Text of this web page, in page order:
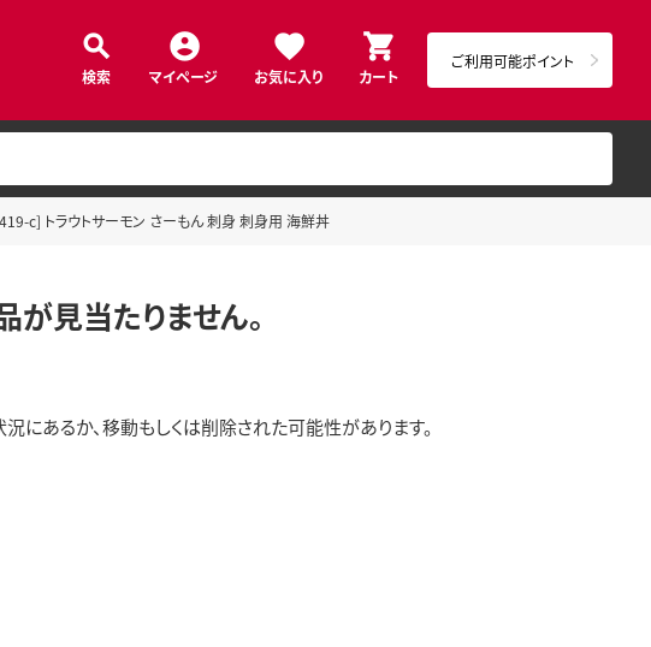
検索 マイページ お気に入り カート
ご利用可能ポイント
c] トラウトサーモン さーもん 刺身 刺身用 海鮮丼
見当たりません。
にあるか、移動もしくは削除された可能性があります。